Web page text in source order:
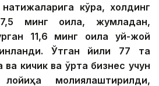
кўра, холдинг
минг оила, жумладан,
11,6 минг оила уй-жой
Ўтган йили 77 та
ва кичик ва ўрта бизнес учун
молиялаштирилди,